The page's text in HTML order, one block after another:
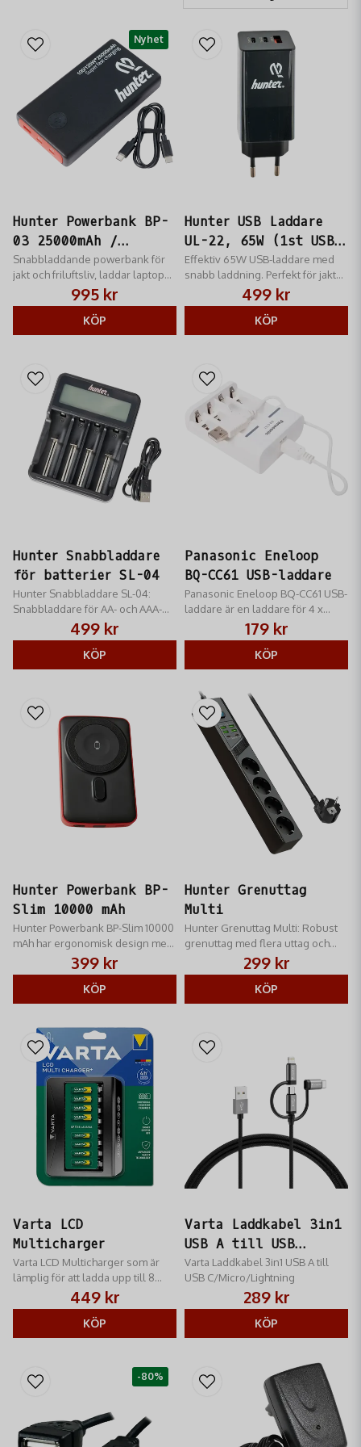
– är avgörande för en lyckad dag i skog och mark.
Hunter Powerbank BP-
03 25000mAh /
100/120W
Snabbladdande powerbank för
jakt och friluftsliv, laddar laptop
995 kr
KÖP
Nyhet
Hunter USB Laddare
UL-22, 65W (1st USB-
A, 2st USB-C)
Effektiv 65W USB-laddare med
snabb laddning. Perfekt för jakt
och friluftsliv.499 kr
KÖP
Hunter Snabbladdare
för batterier SL-04
Hunter Snabbladdare SL-04:
Snabbladdare för AA- och AAA-
batterier. Robust, säker och
effektiv. Ger snabb kraft till all din
499 kr
KÖP
Panasonic Eneloop
BQ-CC61 USB-laddare
Panasonic Eneloop BQ-CC61 USB-
laddare är en laddare för 4 x
AA/AAA-batterier179 kr
KÖP
Hunter Powerbank BP-
Slim 10000 mAh
Hunter Powerbank BP-Slim 10000
mAh har ergonomisk design med
magnetiskt hölje.399 kr
KÖP
Hunter Grenuttag
Multi
Hunter Grenuttag Multi: Robust
grenuttag med flera uttag och
USB-portar. Perfekt för laddning
av all jaktutrustning i stugan.
299 kr
KÖP
Varta LCD
Multicharger
Varta LCD Multicharger som är
lämplig för att ladda upp till 8
batterier samtidigt.
449 kr
KÖP
Varta Laddkabel 3in1
USB A till USB
C/Micro/Lightning
Varta Laddkabel 3in1 USB A till
USB C/Micro/Lightning
289 kr
KÖP
-80%